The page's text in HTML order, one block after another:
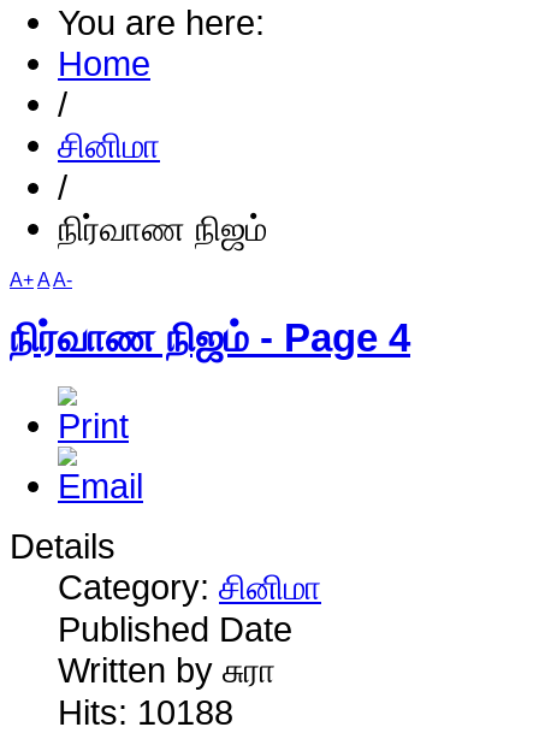
You are here:
Home
/
சினிமா
/
நிர்வாண நிஜம்
A+AA-
நிர்வாண நிஜம் - Page 4
Details
Category: சினிமா
Published Date
Written by சுரா
Hits: 10188